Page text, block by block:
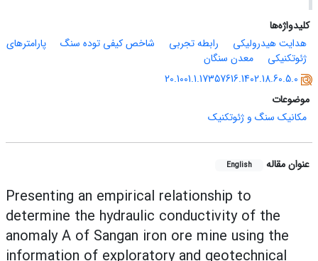
کلیدواژه‌ها
هدایت هیدرولیکی
رابطه تجربی شاخص کیفی توده سنگ
پارامترهای
ژئوتکنیکی
معدن سنگان
20.1001.1.17357616.1402.18.60.5.0
موضوعات
مکانیک سنگ و ژئوتکنیک
عنوان مقاله English
Presenting an empirical relationship to
determine the hydraulic conductivity of the
anomaly A of Sangan iron ore mine using the